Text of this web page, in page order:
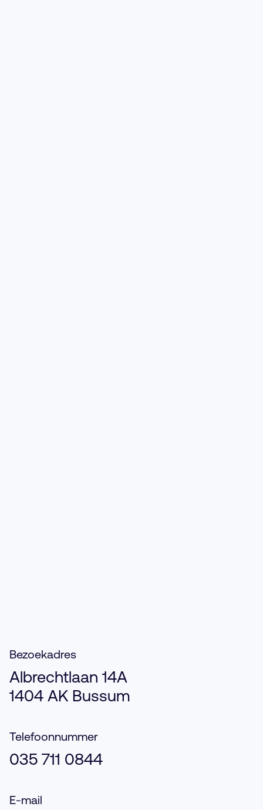
Bezoekadres
Albrechtlaan 14A
1404 AK Bussum
Telefoonnummer
035 711 0844
E-mail